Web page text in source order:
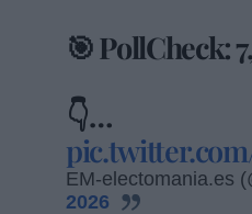
🎯 PollCheck:
👇…
EM-electomania.es
2026